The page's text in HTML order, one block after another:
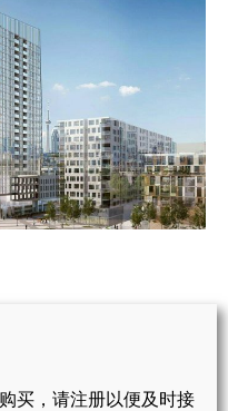
买，请注册以便及时接